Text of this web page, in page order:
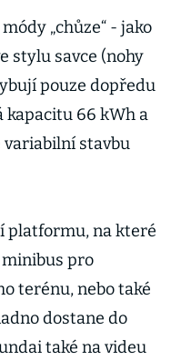
„chůze“ - jako
stylu savce (nohy
pouze dopředu
kapacitu 66 kWh a
variabilní stavbu
platformu, na které
pro
terénu, nebo také
dostane do
také na videu